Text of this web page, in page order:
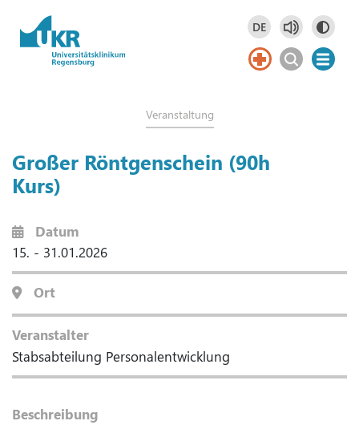
Springe zum Hauptinhalt DE
Deutsch
DE
Veranstaltung
Großer Röntgenschein (90h
Kurs)
Datum
15. - 31.01.2026
Ort
Veranstalter
Stabsabteilung Personalentwicklung
Beschreibung